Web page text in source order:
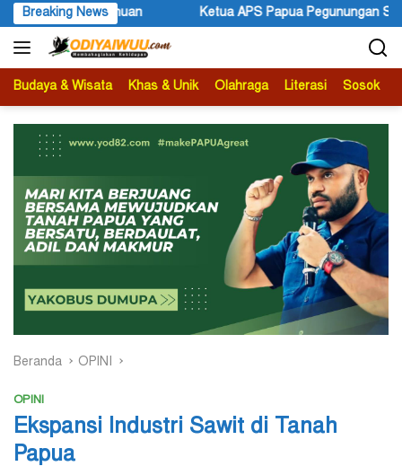
Langsung
ke
konten
Breaking News
Papua Pegunungan Sonni Lokobal: Kalau Mau KPK Audit Dana
Budaya & Wisata Khas & Unik Olahraga Literasi Sosok
Beranda OPINI
OPINI
Ekspansi Industri Sawit di Tanah
Papua